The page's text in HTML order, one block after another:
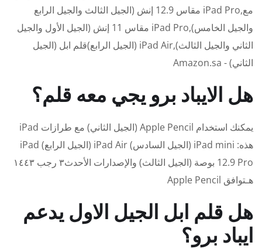
مع,iPad Pro مقاس 12.9 إنش (الجيل الثالث والجيل الرابع
والجيل الخامس),iPad Pro مقاس 11 إنش (الجيل الأول والجيل
الثاني والجيل الثالث),iPad Air (الجيل الرابع)قلم ابل (الجيل
الثاني) - Amazon.sa
هل الايباد برو يجي معه قلم؟
يمكنك استخدام Apple Pencil (الجيل الثاني) مع طرازات iPad
هذه: iPad mini (الجيل السادس) iPad Air (الجيل الرابع) iPad
Pro‏ 12.9 بوصة (الجيل الثالث) والإصدارات الأحدث٣ رجب ١٤٤٣
هـتوافق Apple Pencil
هل قلم ابل الجيل الاول يدعم
ايباد برو؟